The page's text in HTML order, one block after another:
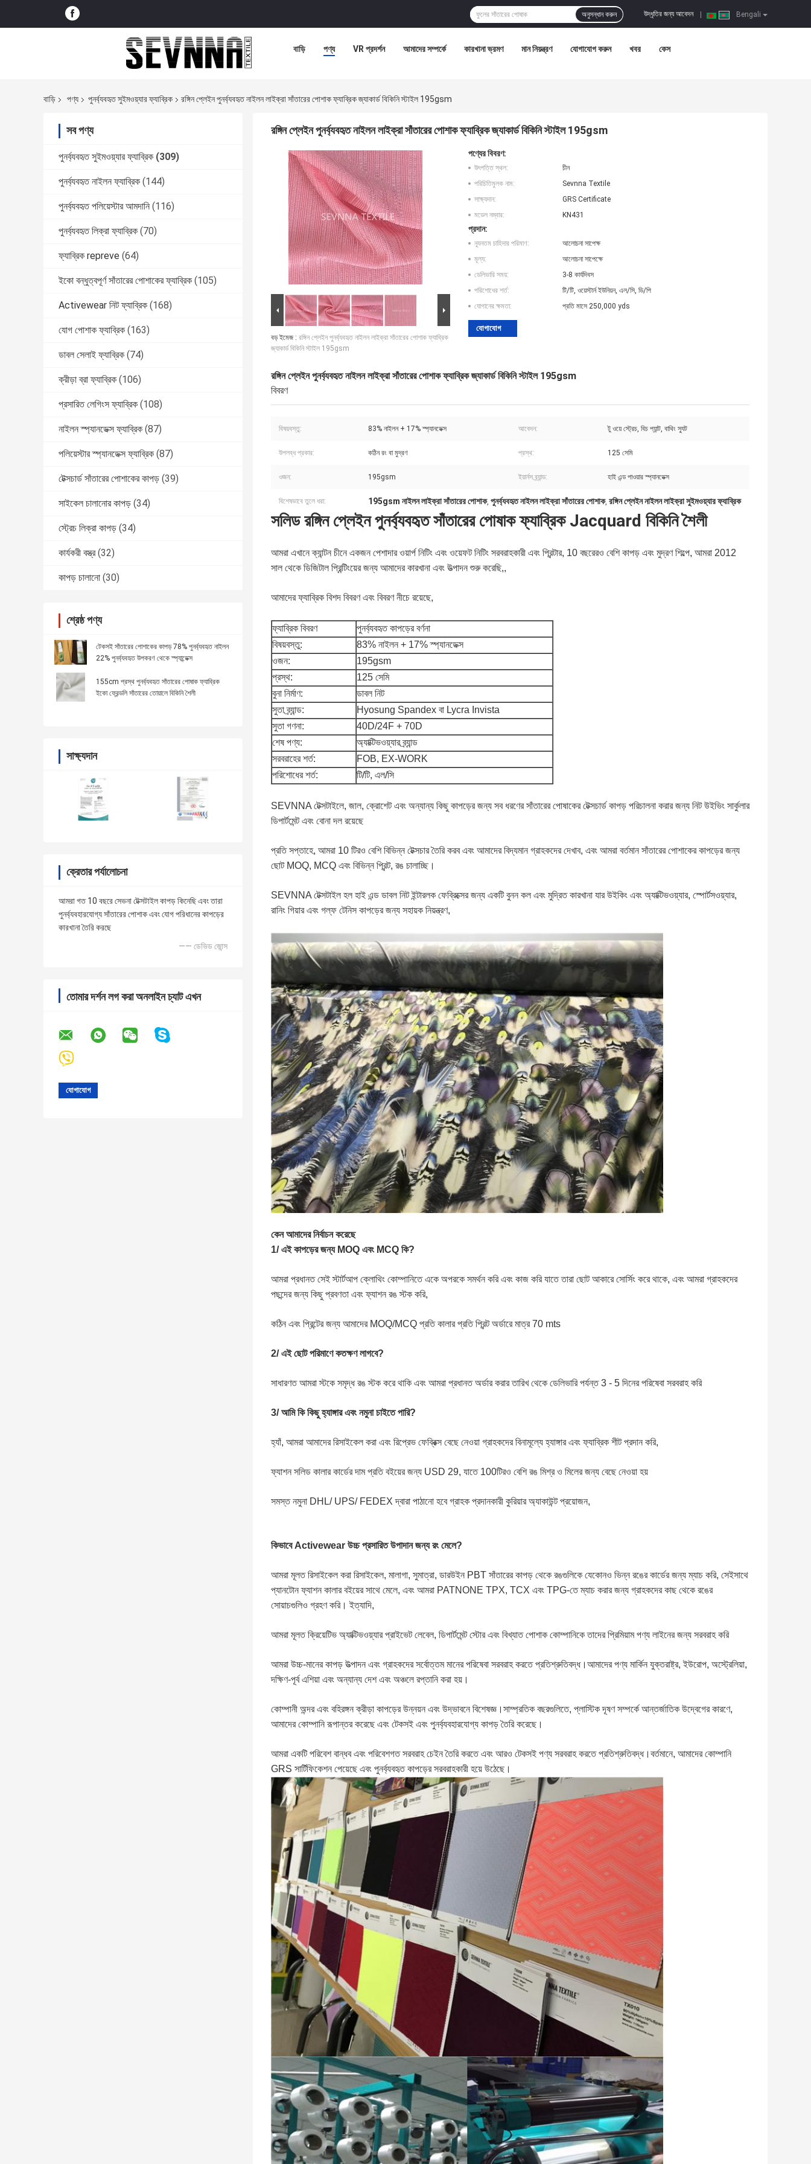
Bengali
উদ্ধৃতির জন্য আবেদন
অনুসন্ধান করুন
বাড়ি পণ্য VR প্রদর্শন আমাদের সম্পর্কে কারখানা ভ্রমণ মান নিয়ন্ত্রণ যোগাযোগ করুন খবর কেস
বাড়ি পণ্য পুনর্ব্যবহৃত সুইমওয়্যার ফ্যাব্রিক রঙ্গিন প্লেইন পুনর্ব্যবহৃত নাইলন লাইক্রা সাঁতারের পোশাক ফ্যাব্রিক জ্যাকার্ড বিকিনি স্টাইল 195gsm
সব পণ্য
পুনর্ব্যবহৃত সুইমওয়্যার ফ্যাব্রিক (309)
পুনর্ব্যবহৃত নাইলন ফ্যাব্রিক (144)
পুনর্ব্যবহৃত পলিয়েস্টার আমদানি (116)
পুনর্ব্যবহৃত লিক্রা ফ্যাব্রিক (70)
ফ্যাব্রিক repreve (64)
ইকো বন্ধুত্বপূর্ণ সাঁতারের পোশাকের ফ্যাব্রিক (105)
Activewear নিট ফ্যাব্রিক (168)
যোগ পোশাক ফ্যাব্রিক (163)
ডাবল সেলাই ফ্যাব্রিক (74)
ক্রীড়া ব্রা ফ্যাব্রিক (106)
প্রসারিত লেগিংস ফ্যাব্রিক (108)
নাইলন স্প্যানডেক্স ফ্যাব্রিক (87)
পলিয়েস্টার স্প্যানডেক্স ফ্যাব্রিক (87)
টেক্সচার্ড সাঁতারের পোশাকের কাপড় (39)
সাইকেল চালানোর কাপড় (34)
স্ট্রেচ লিক্রা কাপড় (34)
কার্যকরী বস্ত্র (32)
কাপড় চালানো (30)
শ্রেষ্ঠ পণ্য
টেকসই সাঁতারের পোশাকের কাপড় 78% পুনর্ব্যবহৃত নাইলন
22% পুনর্ব্যবহৃত উপকরণ থেকে স্প্যান্ডেক্স
155cm প্রস্থ পুনর্ব্যবহৃত সাঁতারের পোষাক ফ্যাব্রিক
ইকো ফ্রেন্ডলি সাঁতারের তোয়ালে বিকিনি শৈলী
সাক্ষ্যদান
ক্রেতার পর্যালোচনা
আমরা গত 10 বছরে সেভনা টেক্সটাইল কাপড় কিনেছি এবং তারা
পুনর্ব্যবহারযোগ্য সাঁতারের পোশাক এবং যোগ পরিধানের কাপড়ের
কারখানা তৈরি করছে
—— ডেভিড জোন্স
তোমার দর্শন লগ করা অনলাইন চ্যাট এখন
রঙ্গিন প্লেইন পুনর্ব্যবহৃত নাইলন লাইক্রা সাঁতারের পোশাক ফ্যাব্রিক জ্যাকার্ড বিকিনি স্টাইল 195gsm
বড় ইমেজ : রঙ্গিন প্লেইন পুনর্ব্যবহৃত নাইলন লাইক্রা সাঁতারের পোশাক ফ্যাব্রিক
জ্যাকার্ড বিকিনি স্টাইল 195gsm
পণ্যের বিবরণ:
উৎপত্তি স্থল:
চীন
পরিচিতিমুলক নাম:
Sevnna Textile
সাক্ষ্যদান:
GRS Certificate
মডেল নম্বার:
KN431
প্রদান:
ন্যূনতম চাহিদার পরিমাণ:
আলোচনা সাপেক্ষ
মূল্য:
আলোচনা সাপেক্ষে
ডেলিভারি সময়:
3-8 কার্যদিবস
পরিশোধের শর্ত:
টি/টি, ওয়েস্টার্ন ইউনিয়ন, এল/সি, ডি/পি
যোগানের ক্ষমতা:
প্রতি মাসে 250,000 yds
যোগাযোগ
রঙ্গিন প্লেইন পুনর্ব্যবহৃত নাইলন লাইক্রা সাঁতারের পোশাক ফ্যাব্রিক জ্যাকার্ড বিকিনি স্টাইল 195gsm
বিবরণ
বিষয়বস্তু: 83% নাইলন + 17% স্প্যানডেক্স আবেদন: টু ওয়ে স্ট্রেচ, বিচ প্যান্ট, বাথিং স্যুট
উপলব্ধ প্রকার: কঠিন রং বা মুদ্রণ প্রস্থ: 125 সেমি
ওজন: 195gsm ইয়ার্নস ব্র্যান্ড: হাই এন্ড পাওয়ার স্প্যানডেক্স
বিশেষভাবে তুলে ধরা: 195gsm নাইলন লাইক্রা সাঁতারের পোশাক, পুনর্ব্যবহৃত নাইলন লাইক্রা সাঁতারের পোশাক, রঙ্গিন প্লেইন নাইলন লাইক্রা সুইমওয়্যার ফ্যাব্রিক
সলিড রঙ্গিন প্লেইন পুনর্ব্যবহৃত সাঁতারের পোষাক ফ্যাব্রিক Jacquard বিকিনি শৈলী
আমরা এখানে ক্যান্টন চীনে একজন পেশাদার ওয়ার্প নিটিং এবং ওয়েফট নিটিং সরবরাহকারী এবং প্রিন্টার, 10 বছরেরও বেশি কাপড় এবং মুদ্রণ শিল্পে, আমরা 2012
সাল থেকে ডিজিটাল প্রিন্টিংয়ের জন্য আমাদের কারখানা এবং উত্পাদন শুরু করেছি,,
আমাদের ফ্যাব্রিক বিশদ বিবরণ এবং বিবরণ নীচে রয়েছে,
ফ্যাব্রিক বিবরণ
পুনর্ব্যবহৃত কাপড়ের বর্ণনা
বিষয়বস্তু:
83% নাইলন + 17% স্প্যানডেক্স
ওজন:
195gsm
প্রস্থ:
125 সেমি
বুনা নির্মাণ:
ডাবল নিট
সুতা ব্র্যান্ড:
Hyosung Spandex বা Lycra Invista
সুতা গণনা:
40D/24F + 70D
শেষ পণ্য:
অ্যাক্টিভওয়্যার ব্র্যান্ড
সরবরাহের শর্ত:
FOB, EX-WORK
পরিশোধের শর্ত:
টি/টি, এল/সি
SEVNNA টেক্সটাইলে, জাল, ক্রোশেট এবং অন্যান্য কিছু কাপড়ের জন্য সব ধরণের সাঁতারের পোষাকের টেক্সচার্ড কাপড় পরিচালনা করার জন্য নিট উইভিং সার্কুলার
ডিপার্টমেন্ট এবং বোনা দল রয়েছে
প্রতি সপ্তাহে, আমরা 10 টিরও বেশি বিভিন্ন টেক্সচার তৈরি করব এবং আমাদের বিদ্যমান গ্রাহকদের দেখাব, এবং আমরা বর্তমান সাঁতারের পোশাকের কাপড়ের জন্য
ছোট MOQ, MCQ এবং বিভিন্ন প্রিন্ট, রঙ চালাচ্ছি।
SEVNNA টেক্সটাইল হল হাই এন্ড ডাবল নিট ইন্টারলক ফেব্রিক্সের জন্য একটি বুনন কল এবং মুদ্রিত কারখানা যার উইকিং এবং অ্যাক্টিভওয়্যার, স্পোর্টসওয়্যার,
রানিং গিয়ার এবং গল্ফ টেনিস কাপড়ের জন্য সহায়ক নিয়ন্ত্রণ,
কেন আমাদের নির্বাচন করেছে
1/ এই কাপড়ের জন্য MOQ এবং MCQ কি?
আমরা প্রধানত সেই স্টার্টআপ ক্লোথিং কোম্পানিতে একে অপরকে সমর্থন করি এবং কাজ করি যাতে তারা ছোট আকারে সোর্সিং করে থাকে, এবং আমরা গ্রাহকদের
পছন্দের জন্য কিছু প্রবণতা এবং ফ্যাশন রঙ স্টক করি,
কঠিন এবং প্রিন্টের জন্য আমাদের MOQ/MCQ প্রতি কালার প্রতি প্রিন্ট অর্ডারে মাত্র 70 mts
2/ এই ছোট পরিমাণে কতক্ষণ লাগবে?
সাধারণত আমরা স্টকে সমৃদ্ধ রঙ স্টক করে থাকি এবং আমরা প্রধানত অর্ডার করার তারিখ থেকে ডেলিভারি পর্যন্ত 3 - 5 দিনের পরিষেবা সরবরাহ করি
3/ আমি কি কিছু হ্যাঙ্গার এবং নমুনা চাইতে পারি?
হ্যাঁ, আমরা আমাদের রিসাইকেল করা এবং রিপ্রেভ ফেব্রিক্স বেছে নেওয়া গ্রাহকদের বিনামূল্যে হ্যাঙ্গার এবং ফ্যাব্রিক শীট প্রদান করি,
ফ্যাশন সলিড কালার কার্ডের দাম প্রতি বইয়ের জন্য USD 29, যাতে 100টিরও বেশি রঙ মিশ্র ও মিলের জন্য বেছে নেওয়া হয়
সমস্ত নমুনা DHL/ UPS/ FEDEX দ্বারা পাঠানো হবে গ্রাহক প্রদানকারী কুরিয়ার অ্যাকাউন্ট প্রয়োজন,
কিভাবে Activewear উচ্চ প্রসারিত উপাদান জন্য রং মেলে?
আমরা মূলত রিসাইকেল করা রিসাইকেল, মালাগা, সুমাত্রা, ডারউইন PBT সাঁতারের কাপড় থেকে রঙগুলিকে যেকোনও ভিন্ন রঙের কার্ডের জন্য ম্যাচ করি, সেইসাথে
প্যানটোন ফ্যাশন কালার বইয়ের সাথে মেলে, এবং আমরা PATNONE TPX, TCX এবং TPG-তে ম্যাচ করার জন্য গ্রাহকদের কাছ থেকে রঙের
সোয়াচগুলিও গ্রহণ করি। ইত্যাদি,
আমরা মূলত ক্রিয়েটিভ অ্যাক্টিভওয়্যার প্রাইভেট লেবেল, ডিপার্টমেন্ট স্টোর এবং বিখ্যাত পোশাক কোম্পানিকে তাদের প্রিমিয়াম পণ্য লাইনের জন্য সরবরাহ করি
আমরা উচ্চ-মানের কাপড় উত্পাদন এবং গ্রাহকদের সর্বোত্তম মানের পরিষেবা সরবরাহ করতে প্রতিশ্রুতিবদ্ধ।আমাদের পণ্য মার্কিন যুক্তরাষ্ট্র, ইউরোপ, অস্ট্রেলিয়া,
দক্ষিণ-পূর্ব এশিয়া এবং অন্যান্য দেশ এবং অঞ্চলে রপ্তানি করা হয়।
কোম্পানী অন্দর এবং বহিরঙ্গন ক্রীড়া কাপড়ের উন্নয়ন এবং উদ্ভাবনে বিশেষজ্ঞ।সাম্প্রতিক বছরগুলিতে, প্লাস্টিক দূষণ সম্পর্কে আন্তর্জাতিক উদ্বেগের কারণে,
আমাদের কোম্পানি রূপান্তর করেছে এবং টেকসই এবং পুনর্ব্যবহারযোগ্য কাপড় তৈরি করেছে।
আমরা একটি পরিবেশ বান্ধব এবং পরিবেশগত সরবরাহ চেইন তৈরি করতে এবং আরও টেকসই পণ্য সরবরাহ করতে প্রতিশ্রুতিবদ্ধ।বর্তমানে, আমাদের কোম্পানি
GRS সার্টিফিকেশন পেয়েছে এবং পুনর্ব্যবহৃত কাপড়ের সরবরাহকারী হয়ে উঠেছে।